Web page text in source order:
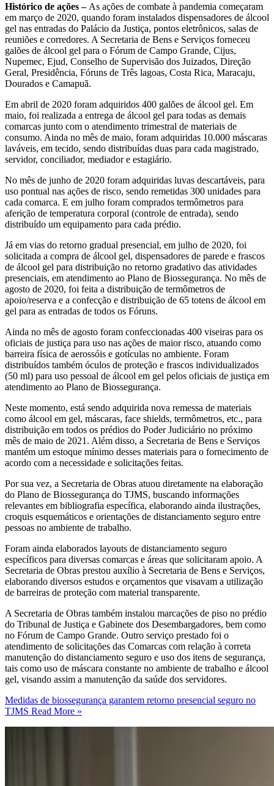
Histórico de ações –As ações de combate à pandemia começaram
em março de 2020, quando foram instalados dispensadores de álcool
gel nas entradas do Palácio da Justiça, pontos eletrônicos, salas de
reuniões e corredores. A Secretaria de Bens e Serviços forneceu
galões de álcool gel para o Fórum de Campo Grande, Cijus,
Nupemec, Ejud, Conselho de Supervisão dos Juizados, Direção
Geral, Presidência, Fóruns de Três lagoas, Costa Rica, Maracaju,
Dourados e Camapuã.
Em abril de 2020 foram adquiridos 400 galões de álcool gel. Em
maio, foi realizada a entrega de álcool gel para todas as demais
comarcas junto com o atendimento trimestral de materiais de
consumo. Ainda no mês de maio, foram adquiridas 10.000 máscaras
laváveis, em tecido, sendo distribuídas duas para cada magistrado,
servidor, conciliador, mediador e estagiário.
No mês de junho de 2020 foram adquiridas luvas descartáveis, para
uso pontual nas ações de risco, sendo remetidas 300 unidades para
cada comarca. E em julho foram comprados termômetros para
aferição de temperatura corporal (controle de entrada), sendo
distribuído um equipamento para cada prédio.
Já em vias do retorno gradual presencial, em julho de 2020, foi
solicitada a compra de álcool gel, dispensadores de parede e frascos
de álcool gel para distribuição no retorno gradativo das atividades
presenciais, em atendimento ao Plano de Biossegurança. No mês de
agosto de 2020, foi feita a distribuição de termômetros de
apoio/reserva e a confecção e distribuição de 65 totens de álcool em
gel para as entradas de todos os Fóruns.
Ainda no mês de agosto foram confeccionadas 400 viseiras para os
oficiais de justiça para uso nas ações de maior risco, atuando como
barreira física de aerossóis e gotículas no ambiente. Foram
distribuídos também óculos de proteção e frascos individualizados
(50 ml) para uso pessoal de álcool em gel pelos oficiais de justiça em
atendimento ao Plano de Biossegurança.
Neste momento, está sendo adquirida nova remessa de materiais
como álcool em gel, máscaras, face shields, termômetros, etc., para
distribuição em todos os prédios do Poder Judiciário no próximo
mês de maio de 2021. Além disso, a Secretaria de Bens e Serviços
mantém um estoque mínimo desses materiais para o fornecimento de
acordo com a necessidade e solicitações feitas.
Por sua vez, a Secretaria de Obras atuou diretamente na elaboração
do Plano de Biossegurança do TJMS, buscando informações
relevantes em bibliografia específica, elaborando ainda ilustrações,
croquis esquemáticos e orientações de distanciamento seguro entre
pessoas no ambiente de trabalho.
Foram ainda elaborados layouts de distanciamento seguro
específicos para diversas comarcas e áreas que solicitaram apoio. A
Secretaria de Obras prestou auxílio à Secretaria de Bens e Serviços,
elaborando diversos estudos e orçamentos que visavam a utilização
de barreiras de proteção com material transparente.
A Secretaria de Obras também instalou marcações de piso no prédio
do Tribunal de Justiça e Gabinete dos Desembargadores, bem como
no Fórum de Campo Grande. Outro serviço prestado foi o
atendimento de solicitações das Comarcas com relação à correta
manutenção do distanciamento seguro e uso dos itens de segurança,
tais como uso de máscara constante no ambiente de trabalho e álcool
gel, visando assim a manutenção da saúde dos servidores.
Medidas de biossegurança garantem retorno presencial seguro no
TJMS Read More »